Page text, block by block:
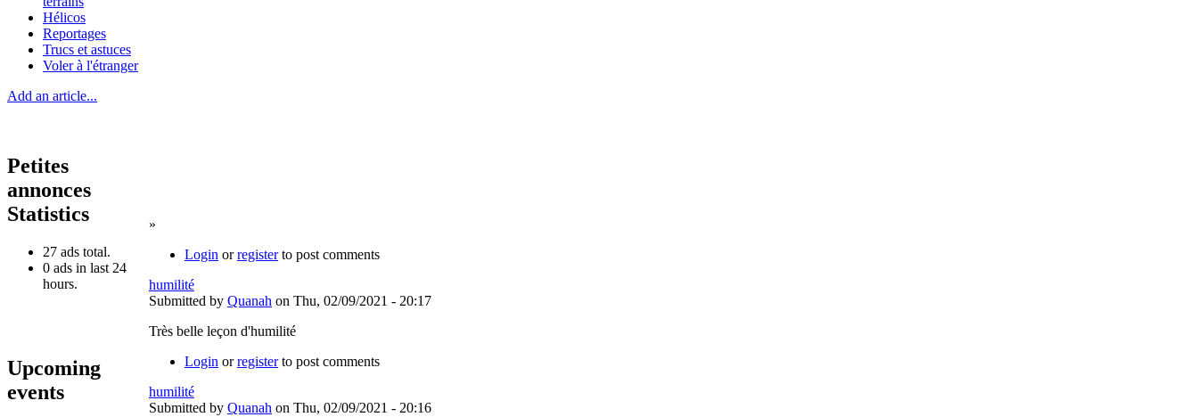
Hélicos
Reportages
Trucs et astuces
Voler à l'étranger
Add an article...
Petites
annonces
Statistics
27 ads total.
0 ads in last 24
hours.
Upcoming
events
»
Login orregisterto post comments
humilité
Submitted by Quanah on Thu, 02/09/2021 - 20:17
Très belle leçon d'humilité
Login orregisterto post comments
humilité
Submitted by Quanah on Thu, 02/09/2021 - 20:16